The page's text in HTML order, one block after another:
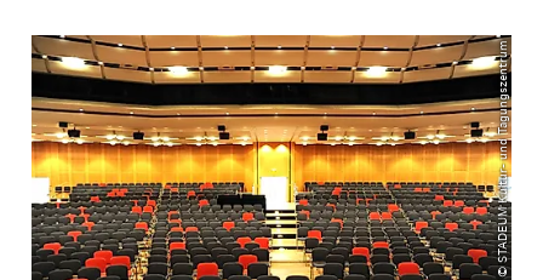
© STADEUM Kultur- und Tagungszentrum